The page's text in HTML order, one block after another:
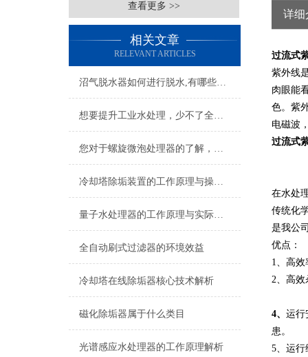
查看更多 >>
相关文章
RELEVANT ARTICLES
沼气脱水器如何进行脱水,有哪些脱水方法?
想要提升工业水处理，少不了全自动刷式过滤器的相助
您对于螺旋微泡处理器的了解，足够透彻吗？
冷却塔除垢装置的工作原理与操作要点
量子水处理器的工作原理与实际应用
全自动刷式过滤器的环境效益
冷却塔在线除垢器核心技术解析
磁化除垢器属于什么类目
光谱感应水处理器的工作原理解析
详细
过流式
紫外线
肉眼能
色。紫
电磁波
过流式
在水处
传统化
是我公
优点：
1、高
2、高效
4、 运行
患。
5、运行